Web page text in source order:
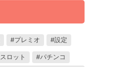
プレミオ 設定
スロット
パチンコ